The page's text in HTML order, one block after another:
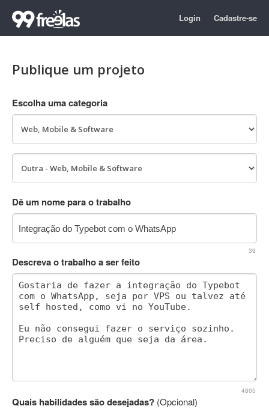
Login Cadastre-se
Publique um projeto
Escolha uma categoria
Dê um nome para o trabalho
39
Descreva o trabalho a ser feito
4805
Quais habilidades são desejadas? (Opcional)